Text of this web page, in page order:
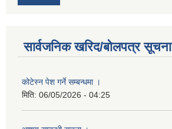
सार्वजनिक खरिद/बोलपत्र सूचना
कोटेस्न पेश गर्ने सम्बन्धमा ।
मिति: 06/05/2026 - 04:25